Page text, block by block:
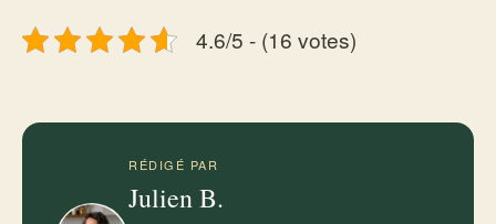
4.6/5 - (16 votes)
RÉDIGÉ PAR
Julien B.